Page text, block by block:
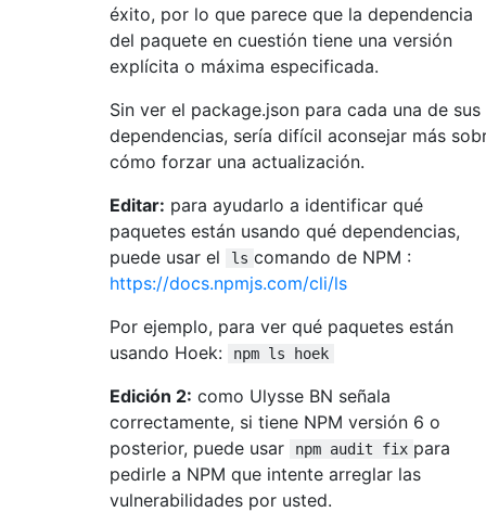
éxito, por lo que parece que la dependencia
del paquete en cuestión tiene una versión
explícita o máxima especificada.
Sin ver el package.json para cada una de sus
dependencias, sería difícil aconsejar más
cómo forzar una actualización.
Editar: para ayudarlo a identificar qué
paquetes están usando qué dependencias,
puede usar el
ls comando de NPM :
https://docs.npmjs.com/cli/ls
Por ejemplo, para ver qué paquetes están
usando Hoek:
npm ls hoek
Edición 2: como Ulysse BN señala
correctamente, si tiene NPM versión 6 o
posterior, puede usar
npm audit fix para
pedirle a NPM que intente arreglar las
vulnerabilidades por usted.